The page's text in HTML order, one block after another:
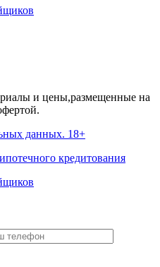
и цены,размещенные на
данных. 18+
кредитования